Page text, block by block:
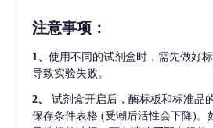
注意事项 ：
1、 使用不同的试剂盒时，需先做好
导致实验失败。
2、
试剂盒开启后，酶标板和标准品
保存条件表格 (受潮后活性会下降)。